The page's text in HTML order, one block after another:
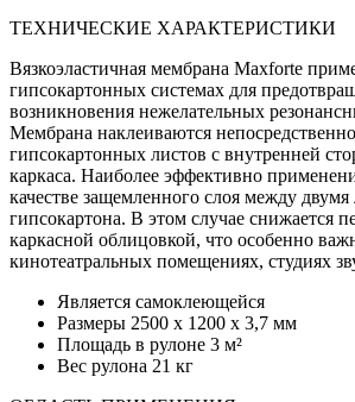
ТЕХНИЧЕСКИЕ ХАРАКТЕРИСТИКИ
Вязкоэластичная мембрана Maxforte
гипсокартонных системах для
возникновения нежелательных
Мембрана наклеиваются
гипсокартонных листов с внутренней
каркаса. Наиболее эффективно
качестве защемленного слоя между двумя
гипсокартона. В этом случае снижается
каркасной облицовкой, что особенно
кинотеатральных помещениях, студиях
Является самоклеющейся
Размеры 2500 х 1200 х 3,7 мм
Площадь в рулоне 3 м²
Вес рулона 21 кг